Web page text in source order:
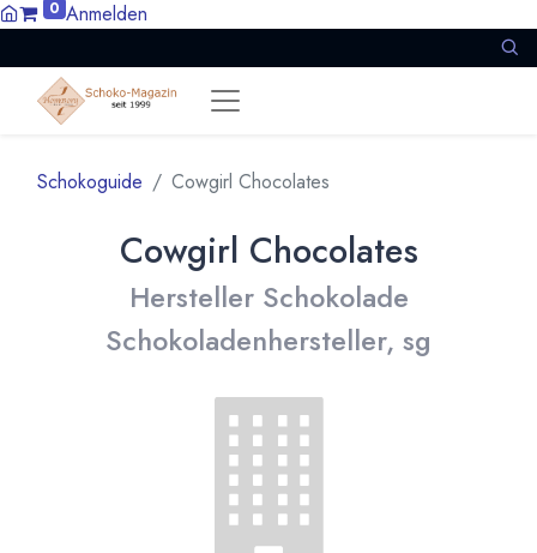
0 Anmelden
Schokoguide Cowgirl Chocolates
Cowgirl Chocolates
Hersteller Schokolade
Schokoladenhersteller, sg